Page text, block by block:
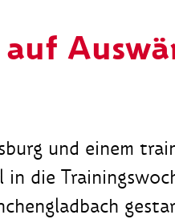
und einem
die